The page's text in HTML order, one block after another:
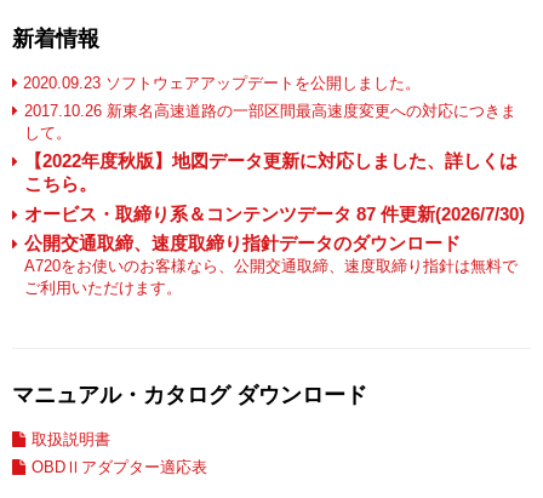
新着情報
2020.09.23 ソフトウェアアップデートを公開しました。
2017.10.26 新東名高速道路の一部区間最高速度変更への対応につきま
して。
【2022年度秋版】地図データ更新に対応しました、詳しくは
こちら。
オービス・取締り系＆コンテンツデータ 87 件更新(2026/7/30)
公開交通取締、速度取締り指針データのダウンロード
A720をお使いのお客様なら、公開交通取締、速度取締り指針は無料で
ご利用いただけます。
マニュアル・カタログ ダウンロード
取扱説明書
OBDⅡアダプター適応表